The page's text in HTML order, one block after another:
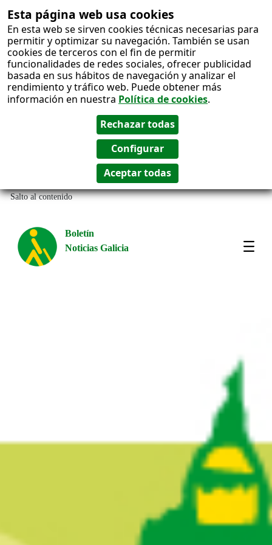
Esta página web usa cookies
En esta web se sirven cookies técnicas necesarias para
permitir y optimizar su navegación. También se usan
cookies de terceros con el fin de permitir
funcionalidades de redes sociales, ofrecer publicidad
basada en sus hábitos de navegación y analizar el
rendimiento y tráfico web. Puede obtener más
información en nuestra Política de cookies.
Salto al contenido
Boletín
Noticias Galicia